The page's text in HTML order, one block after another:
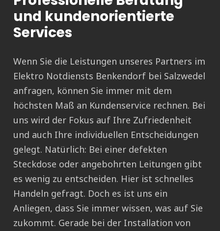
und kundenorientierte
Services
Wenn Sie die Leistungen unseres Partners im
Elektro Notdiensts Benkendorf bei Salzwedel
anfragen, können Sie immer mit dem
höchsten Maß an Kundenservice rechnen. Bei
uns wird der Fokus auf Ihre Zufriedenheit
und auch Ihre individuellen Entscheidungen
gelegt. Natürlich: Bei einer defekten
Steckdose oder angebohrten Leitungen gibt
es wenig zu entscheiden. Hier ist schnelles
Handeln gefragt. Doch es ist uns ein
Anliegen, dass Sie immer wissen, was auf Sie
zukommt. Gerade bei der Installation von